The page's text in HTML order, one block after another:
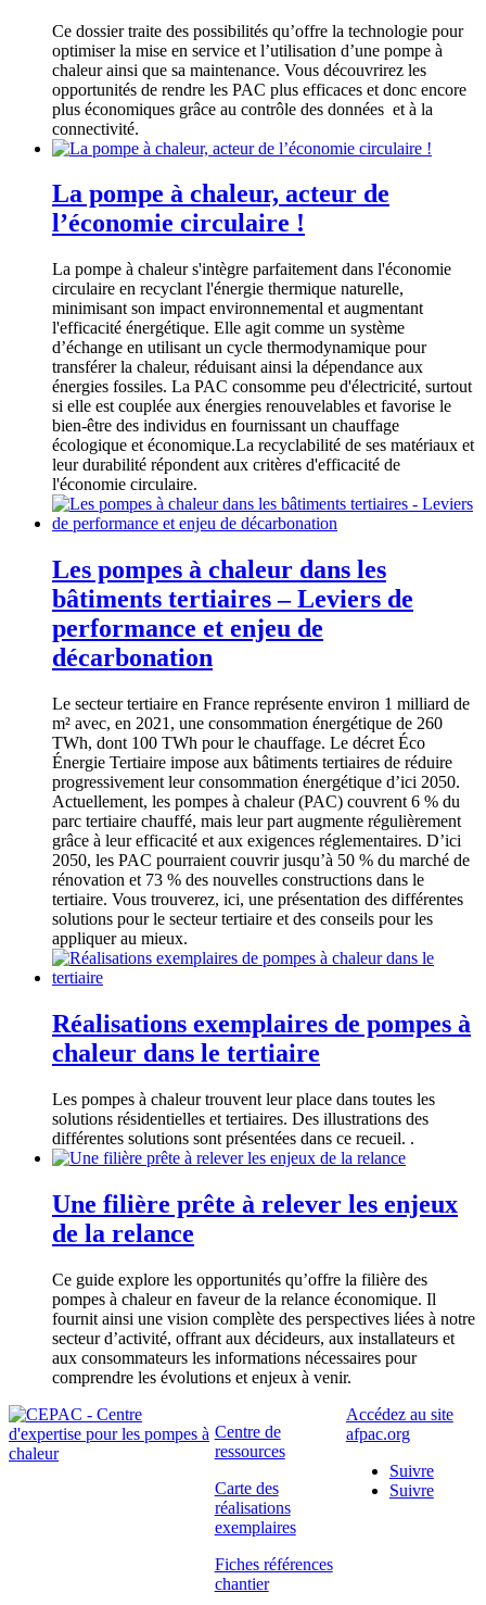
Ce dossier traite des possibilités qu’offre la technologie pour
optimiser la mise en service et l’utilisation d’une pompe à
chaleur ainsi que sa maintenance. Vous découvrirez les
opportunités de rendre les PAC plus efficaces et donc encore
plus économiques grâce au contrôle des données et à la
connectivité.
La pompe à chaleur, acteur de
l’économie circulaire !
La pompe à chaleur s'intègre parfaitement dans l'économie
circulaire en recyclant l'énergie thermique naturelle,
minimisant son impact environnemental et augmentant
l'efficacité énergétique. Elle agit comme un système
d’échange en utilisant un cycle thermodynamique pour
transférer la chaleur, réduisant ainsi la dépendance aux
énergies fossiles. La PAC consomme peu d'électricité, surtout
si elle est couplée aux énergies renouvelables et favorise le
bien-être des individus en fournissant un chauffage
écologique et économique.La recyclabilité de ses matériaux et
leur durabilité répondent aux critères d'efficacité de
l'économie circulaire.
Les pompes à chaleur dans les
bâtiments tertiaires – Leviers de
performance et enjeu de
décarbonation
Le secteur tertiaire en France représente environ 1 milliard de
m² avec, en 2021, une consommation énergétique de 260
TWh, dont 100 TWh pour le chauffage. Le décret Éco
Énergie Tertiaire impose aux bâtiments tertiaires de réduire
progressivement leur consommation énergétique d’ici 2050.
Actuellement, les pompes à chaleur (PAC) couvrent 6 % du
parc tertiaire chauffé, mais leur part augmente régulièrement
grâce à leur efficacité et aux exigences réglementaires. D’ici
2050, les PAC pourraient couvrir jusqu’à 50 % du marché de
rénovation et 73 % des nouvelles constructions dans le
tertiaire. Vous trouverez, ici, une présentation des différentes
solutions pour le secteur tertiaire et des conseils pour les
appliquer au mieux.
Réalisations exemplaires de pompes à
chaleur dans le tertiaire
Les pompes à chaleur trouvent leur place dans toutes les
solutions résidentielles et tertiaires. Des illustrations des
différentes solutions sont présentées dans ce recueil. .
Une filière prête à relever les enjeux
de la relance
Ce guide explore les opportunités qu’offre la filière des
pompes à chaleur en faveur de la relance économique. Il
fournit ainsi une vision complète des perspectives liées à notre
secteur d’activité, offrant aux décideurs, aux installateurs et
aux consommateurs les informations nécessaires pour
comprendre les évolutions et enjeux à venir.
Centre de
ressources
Carte des
réalisations
exemplaires
Fiches références
chantier
Accédez au site
afpac.org
Suivre
Suivre